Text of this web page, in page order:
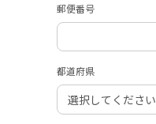
郵便番号
都道府県